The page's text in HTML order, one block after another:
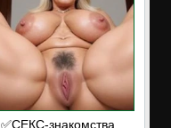
✅СЕКС-знакомства